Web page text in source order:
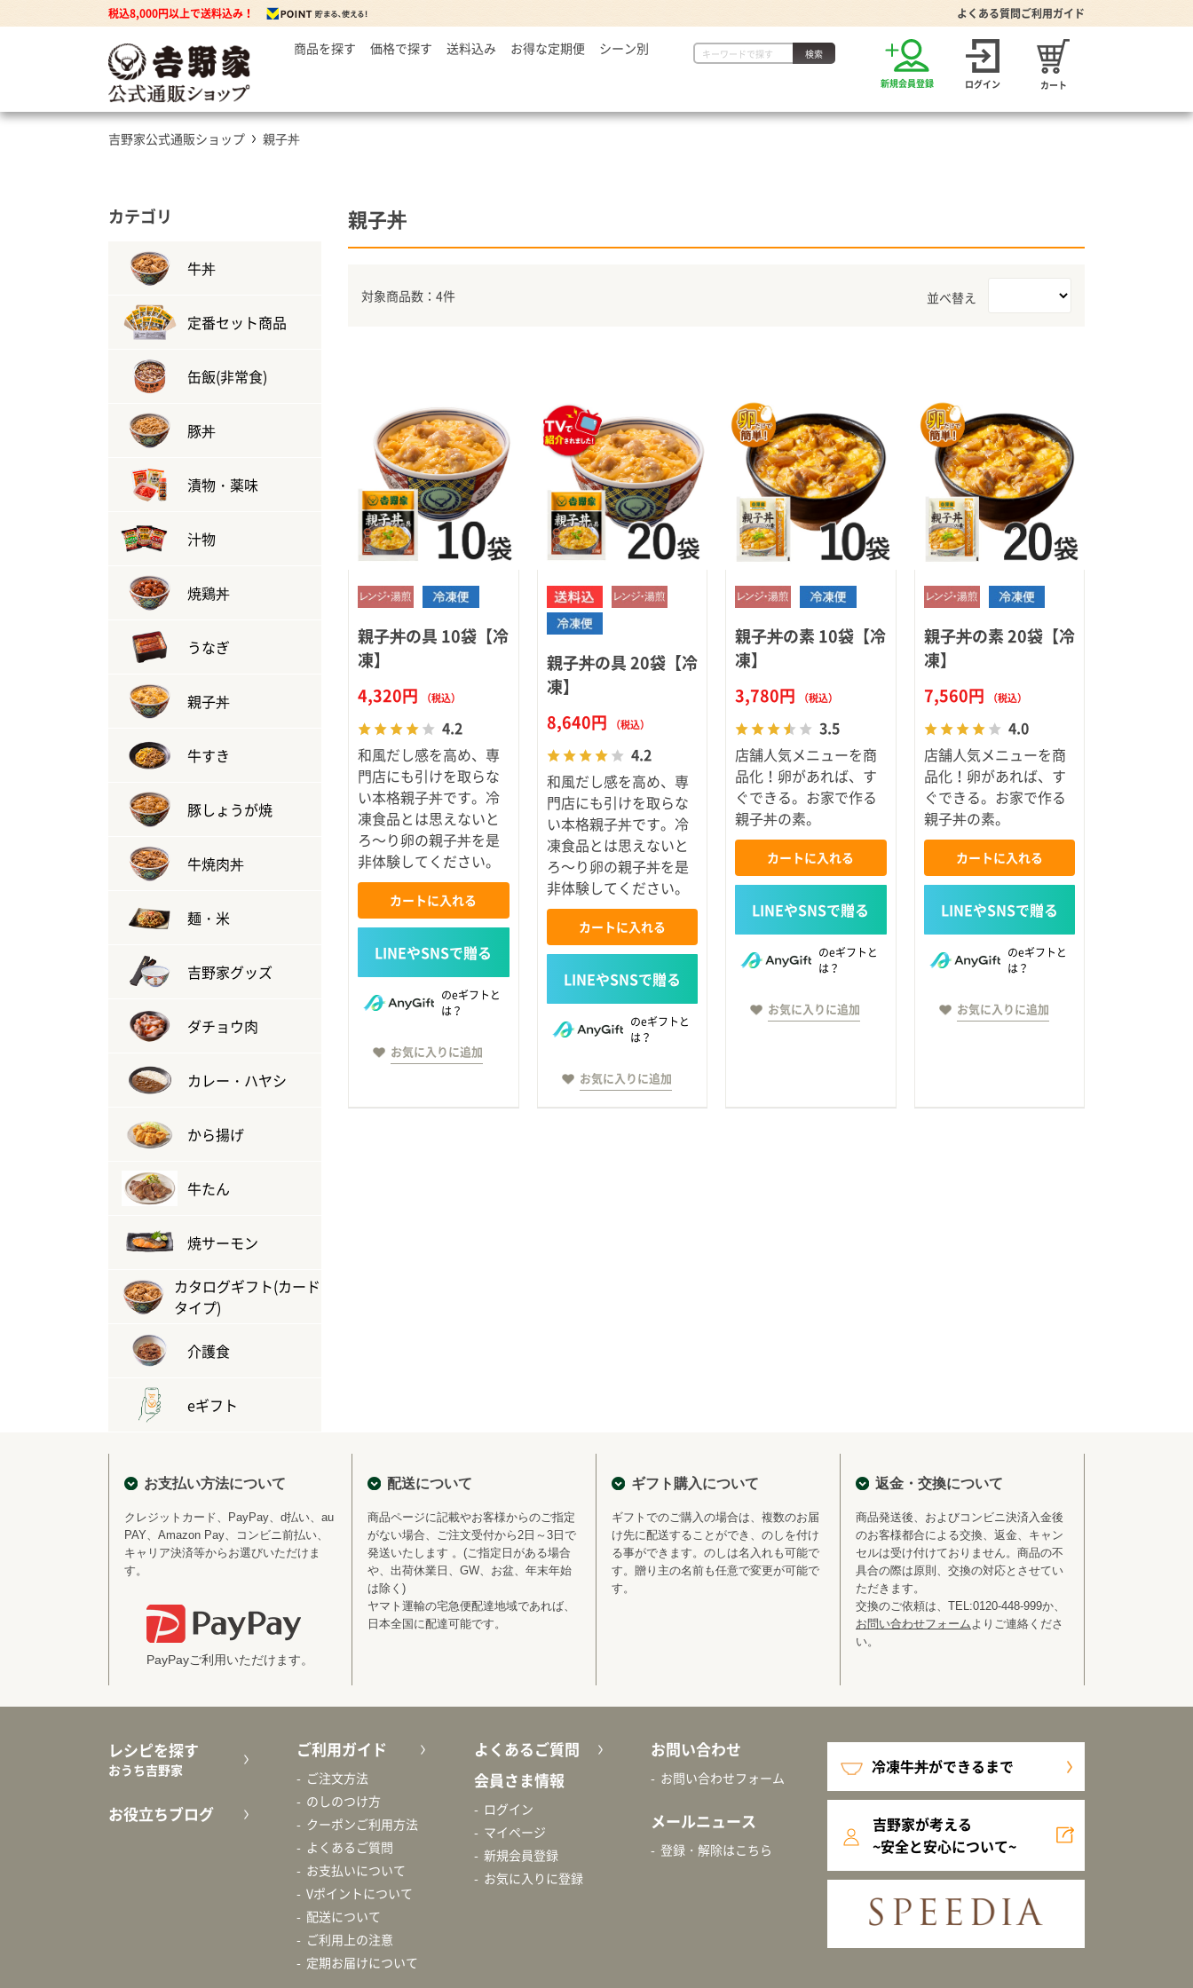
税込8,000円以上で送料込み！ よくある質問ご利用ガイド
商品を探す 牛丼の具 定番セット商品 漬物・薬味 お得な定期便
牛丼の具
牛焼肉の具
から揚げ
紅生姜
とん汁
常温食品
スキンケア（SPEEDIA）
価格で探す
～2,999円
5,001～7,000円
送料込み お得な定期便 シーン別
初めての方へ
贈り物に
新規会員登録 ログイン カート
吉野家公式通販ショップ 親子丼
カテゴリ
牛丼
定番セット商品
缶飯(非常食)
豚丼
漬物・薬味
汁物
焼鶏丼
うなぎ
親子丼
牛すき
豚しょうが焼
牛焼肉丼
麺・米
吉野家グッズ
ダチョウ肉
カレー・ハヤシ
から揚げ
牛たん
焼サーモン
カタログギフト(カード
タイプ)
介護食
eギフト
親子丼
対象商品数：4件 並べ替え
親子丼の具 10袋【冷
凍】
4,320円
（税込）
4.2
和風だし感を高め、専
門店にも引けを取らな
い本格親子丼です。冷
凍食品とは思えないと
ろ～り卵の親子丼を是
非体験してください。
カートに入れる
のeギフトと
は？
お気に入りに追加
親子丼の具 20袋【冷
凍】
8,640円
（税込）
4.2
和風だし感を高め、専
門店にも引けを取らな
い本格親子丼です。冷
凍食品とは思えないと
ろ～り卵の親子丼を是
非体験してください。
カートに入れる
のeギフトと
は？
お気に入りに追加
親子丼の素 10袋【冷
凍】
3,780円
（税込）
3.5
店舗人気メニューを商
品化！卵があれば、す
ぐできる。お家で作る
親子丼の素。
カートに入れる
のeギフトと
は？
お気に入りに追加
親子丼の素 20袋【冷
凍】
7,560円
（税込）
4.0
店舗人気メニューを商
品化！卵があれば、す
ぐできる。お家で作る
親子丼の素。
カートに入れる
のeギフトと
は？
お気に入りに追加
お支払い方法について
クレジットカード、PayPay、d払い、au
PAY、Amazon Pay、コンビニ前払い、
キャリア決済等からお選びいただけま
す。
PayPayご利用いただけます。
配送について
商品ページに記載やお客様からのご指定
がない場合、ご注文受付から2日～3日で
発送いたします 。(ご指定日がある場合
や、出荷休業日、GW、お盆、年末年始
は除く)
ヤマト運輸の宅急便配達地域であれば、
日本全国に配達可能です。
ギフト購入について
ギフトでのご購入の場合は、複数のお届
け先に配送することができ、のしを付け
る事ができます。のしは名入れも可能で
す。贈り主の名前も任意で変更が可能で
す。
返金・交換について
商品発送後、およびコンビニ決済入金後
のお客様都合による交換、返金、キャン
セルは受け付けておりません。商品の不
具合の際は原則、交換の対応とさせてい
ただきます。
交換のご依頼は、TEL:0120-448-999か、
お問い合わせフォームよりご連絡くださ
い。
レシピを探す
おうち吉野家
お役立ちブログ
ご利用ガイド
ご注文方法
のしのつけ方
クーポンご利用方法
よくあるご質問
お支払いについて
Vポイントについて
配送について
ご利用上の注意
定期お届けについて
よくあるご質問
会員さま情報
ログイン
マイページ
新規会員登録
お気に入りに登録
お問い合わせ
お問い合わせフォーム
メールニュース
登録・解除はこちら
冷凍牛丼ができるまで
吉野家が考える
~安全と安心について~